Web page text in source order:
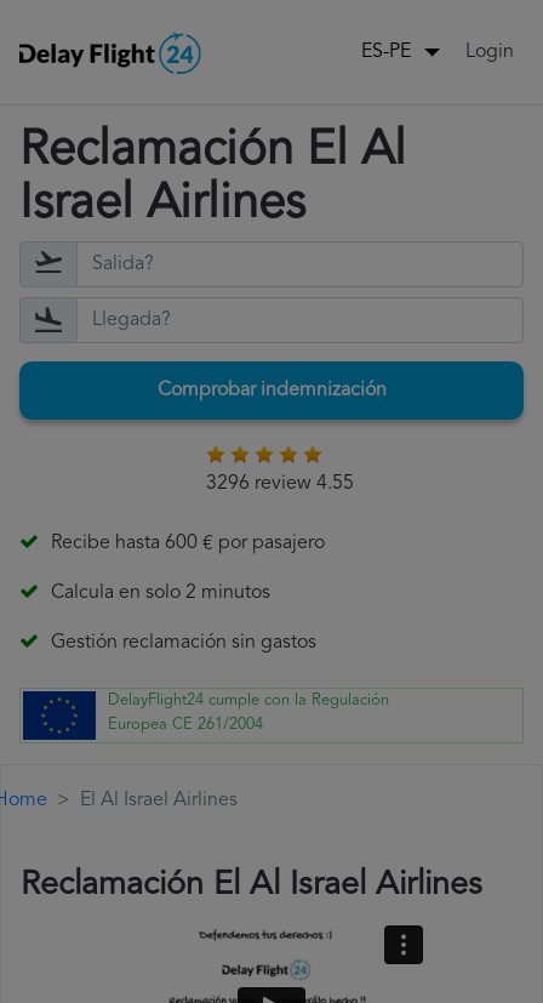
ES-PE Login
Reclamación El Al
Israel Airlines
Comprobar indemnización
3296 review 4.55
Recibe hasta 600 € por pasajero
Calcula en solo 2 minutos
Gestión reclamación sin gastos
DelayFlight24 cumple con la Regulación
Europea CE 261/2004
El Al Israel Airlines
Reclamación El Al Israel Airlines